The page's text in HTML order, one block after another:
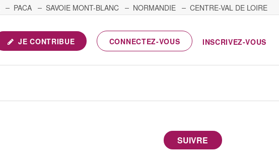
PACA SAVOIE MONT-BLANC NORMANDIE
CENTRE-VAL DE LOIRE
JE CONTRIBUE CONNECTEZ-VOUS INSCRIVEZ-VOUS
SUIVRE